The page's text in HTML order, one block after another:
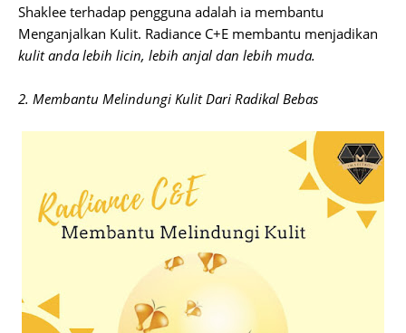
Shaklee terhadap pengguna adalah ia membantu
Menganjalkan Kulit. Radiance C+E membantu menjadikan
kulit anda lebih licin, lebih anjal dan lebih muda.
2. Membantu Melindungi Kulit Dari Radikal Bebas